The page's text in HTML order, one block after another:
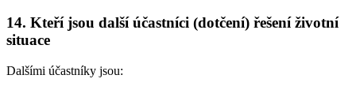
14. Kteří jsou další účastníci (dotčení) řešení životní
situace
Dalšími účastníky jsou: